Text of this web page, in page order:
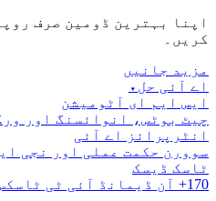
کریں۔
مزید جانیں
اے آئی حل ▾
ایس ایم ای آٹومیشن
چیٹ بوٹس، انوائسنگ اور
انٹرپرائز اے آئی
سوورن حکمت عملی اور نجی
ٹاسک ڈیسک
170+ آن ڈیمانڈ آئی ٹی ٹاسکس اور گگز